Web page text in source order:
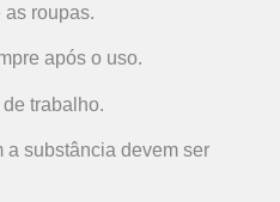
as roupas.
após o uso.
trabalho.
a substância devem ser